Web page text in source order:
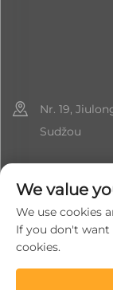
Nr. 19,
Sudžou
We value
We use cookies
If you don't want
cookies.